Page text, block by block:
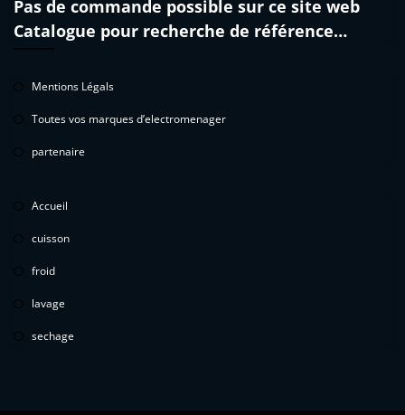
Pas de commande possible sur ce site web
Catalogue pour recherche de référence…
Mentions Légals
Toutes vos marques d’electromenager
partenaire
Accueil
cuisson
froid
lavage
sechage